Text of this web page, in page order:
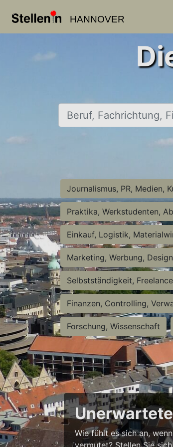
HANNOVER
Beruf, Fachrichtung, Firma
Journalismus, PR, Medien,
Praktika, Werkstudenten,
Einkauf, Logistik,
Marketing, Werbung, Design
Selbstständigkeit,
Finanzen, Controlling,
Forschung, Wissenschaft
Wie fühlt es sich an,